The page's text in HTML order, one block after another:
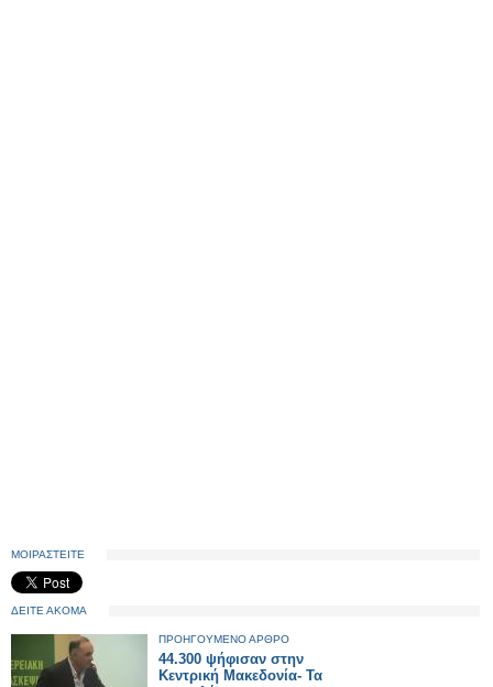
ΜΟΙΡΑΣΤΕΙΤΕ
ΔΕΙΤΕ ΑΚΟΜΑ
ΠΡΟΗΓΟΥΜΕΝΟ ΑΡΘΡΟ
44.300 ψήφισαν στην
Κεντρική Μακεδονία- Τα